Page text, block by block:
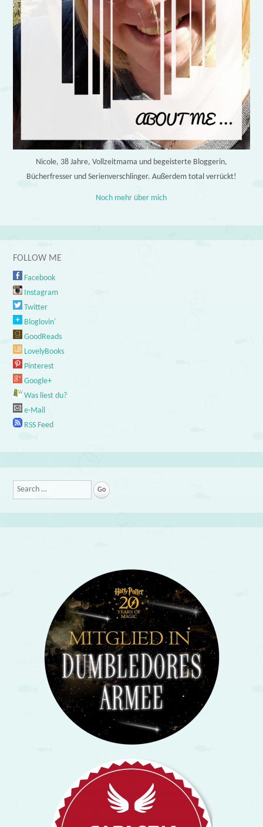
Nicole, 38 Jahre, Vollzeitmama und begeisterte Bloggerin,
Bücherfresser und Serienverschlinger. Außerdem total verrückt!
Noch mehr über mich
FOLLOW ME
Facebook
Instagram
Twitter
Bloglovin'
GoodReads
LovelyBooks
Pinterest
Google+
Was liest du?
e-Mail
RSS Feed
Search